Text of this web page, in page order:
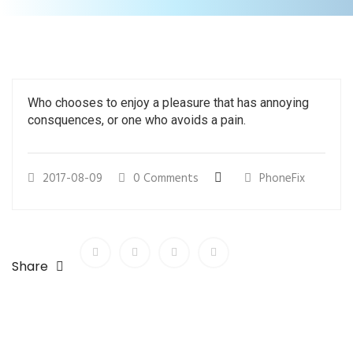
Who chooses to enjoy a pleasure that has annoying
consquences, or one who avoids a pain.
2017-08-09 0 Comments PhoneFix
Share